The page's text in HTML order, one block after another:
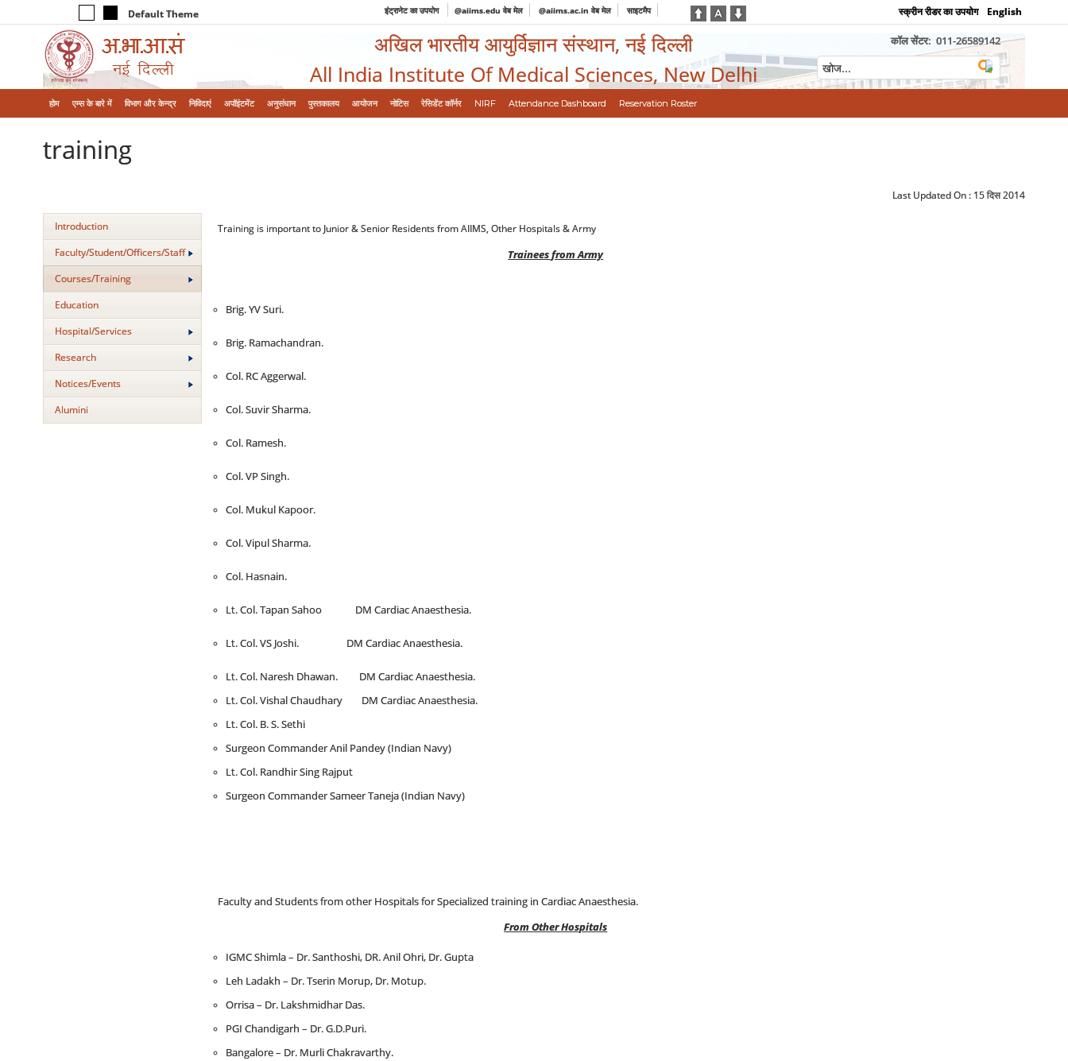
Default Theme इंट्रानेट का उपयोग @aiims.edu वेब मेल @aiims.ac.in वेब मेल साइटमैप स्क्रीन रीडर का उपयोग English
अखिल भारतीय आयुर्विज्ञान संस्थान, नई दिल्ली
All India Institute Of Medical Sciences, New Delhi
कॉल सेंटर: 011-26589142
होम एम्‍स के बारे में विभाग और केन्‍द्र निविदाएं अपॉइंटमेंट अनुसंधान पुस्तकालय आयोजन नोटिस रेसिडेंट कॉर्नर NIRF Attendance Dashboard Reservation Roster
training
Last Updated On : 15 दिस 2014
Introduction
Faculty/Student/Officers/Staff
Courses/Training
Education
Hospital/Services
Research
Notices/Events
Alumini
Training is important to Junior & Senior Residents from AIIMS, Other Hospitals & Army
Trainees from Army
Brig. YV Suri.
Brig. Ramachandran.
Col. RC Aggerwal.
Col. Suvir Sharma.
Col. Ramesh.
Col. VP Singh.
Col. Mukul Kapoor.
Col. Vipul Sharma.
Col. Hasnain.
Lt. Col. Tapan Sahoo DM Cardiac Anaesthesia.
Lt. Col. VS Joshi. DM Cardiac Anaesthesia.
Lt. Col. Naresh Dhawan. DM Cardiac Anaesthesia.
Lt. Col. Vishal Chaudhary DM Cardiac Anaesthesia.
Lt. Col. B. S. Sethi
Surgeon Commander Anil Pandey (Indian Navy)
Lt. Col. Randhir Sing Rajput
Surgeon Commander Sameer Taneja (Indian Navy)
Faculty and Students from other Hospitals for Specialized training in Cardiac Anaesthesia.
From Other Hospitals
IGMC Shimla – Dr. Santhoshi, DR. Anil Ohri, Dr. Gupta
Leh Ladakh – Dr. Tserin Morup, Dr. Motup.
Orrisa – Dr. Lakshmidhar Das.
PGI Chandigarh – Dr. G.D.Puri.
Bangalore – Dr. Murli Chakravarthy.